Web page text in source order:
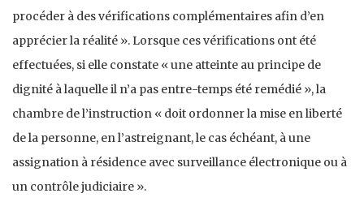
procéder à des vérifications complémentaires afin d’en
apprécier la réalité ». Lorsque ces vérifications ont été
effectuées, si elle constate « une atteinte au principe de
dignité à laquelle il n’a pas entre-temps été remédié », la
chambre de l’instruction « doit ordonner la mise en liberté
de la personne, en l’astreignant, le cas échéant, à une
assignation à résidence avec surveillance électronique ou à
un contrôle judiciaire ».